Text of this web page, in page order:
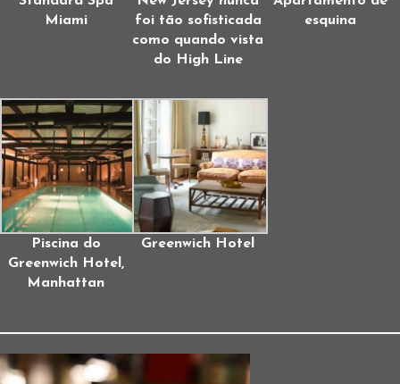
Miami
foi tão sofisticada
como quando vista
do High Line
esquina
Piscina do
Greenwich Hotel,
Manhattan
Greenwich Hotel